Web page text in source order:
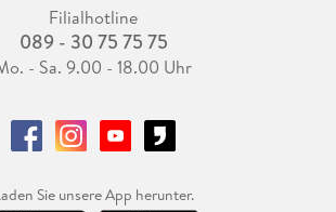
Filialhotline
089 - 30 75 75 75
- Sa. 9.00 - 18.00 Uhr
Sie unsere App herunter.